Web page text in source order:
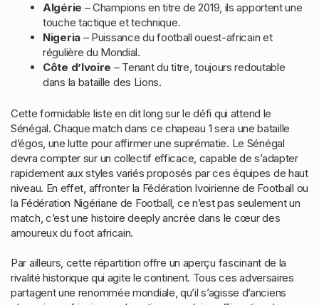
Algérie – Champions en titre de 2019, ils apportent une
touche tactique et technique.
Nigeria– Puissance du football ouest-africain et
régulière du Mondial.
Côte d’Ivoire – Tenant du titre, toujours redoutable
dans la bataille des Lions.
Cette formidable liste en dit long sur le défi qui attend le
Sénégal. Chaque match dans ce chapeau 1 sera une bataille
d’égos, une lutte pour affirmer une suprématie. Le Sénégal
devra compter sur un collectif efficace, capable de s’adapter
rapidement aux styles variés proposés par ces équipes de haut
niveau. En effet, affronter la Fédération Ivoirienne de Football ou
la Fédération Nigériane de Football, ce n’est pas seulement un
match, c’est une histoire deeply ancrée dans le cœur des
amoureux du foot africain.
Par ailleurs, cette répartition offre un aperçu fascinant de la
rivalité historique qui agite le continent. Tous ces adversaires
partagent une renommée mondiale, qu’il s’agisse d’anciens